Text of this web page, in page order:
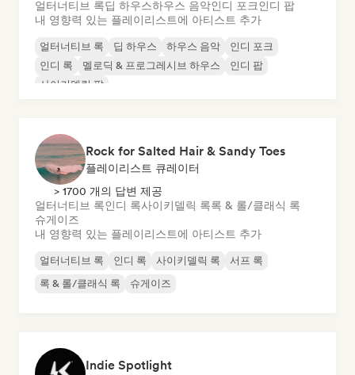
얼터너티브 록딥 하우스하우스 음악인디 포크인디 팝
내 영향력 있는 플레이리스트에 아티스트 추가
얼터너티브 록 딥 하우스 하우스 음악
인디 포크
인디 록
멜로딕 & 프로그레시브 하우스
인디 팝
사이키델릭 팝
Rock for Salted Hair & Sandy Toes
플레이리스트 큐레이터
> 1700 개의 답변 제공
얼터너티브 록인디 록사이키델릭 록록 & 롤/클래식 록
슈게이즈
내 영향력 있는 플레이리스트에 아티스트 추가
얼터너티브 록 인디 록 사이키델릭 록
서프 록
록 & 롤/클래식 록
슈게이즈
Indie Spotlight